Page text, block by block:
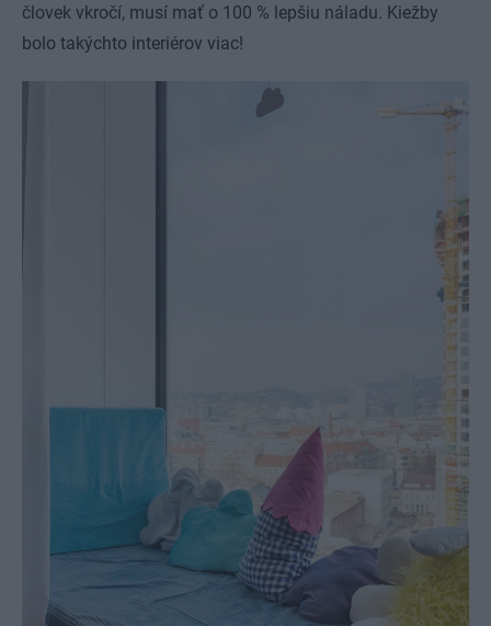
človek vkročí, musí mať o 100 % lepšiu náladu. Kiežby
bolo takýchto interiérov viac!